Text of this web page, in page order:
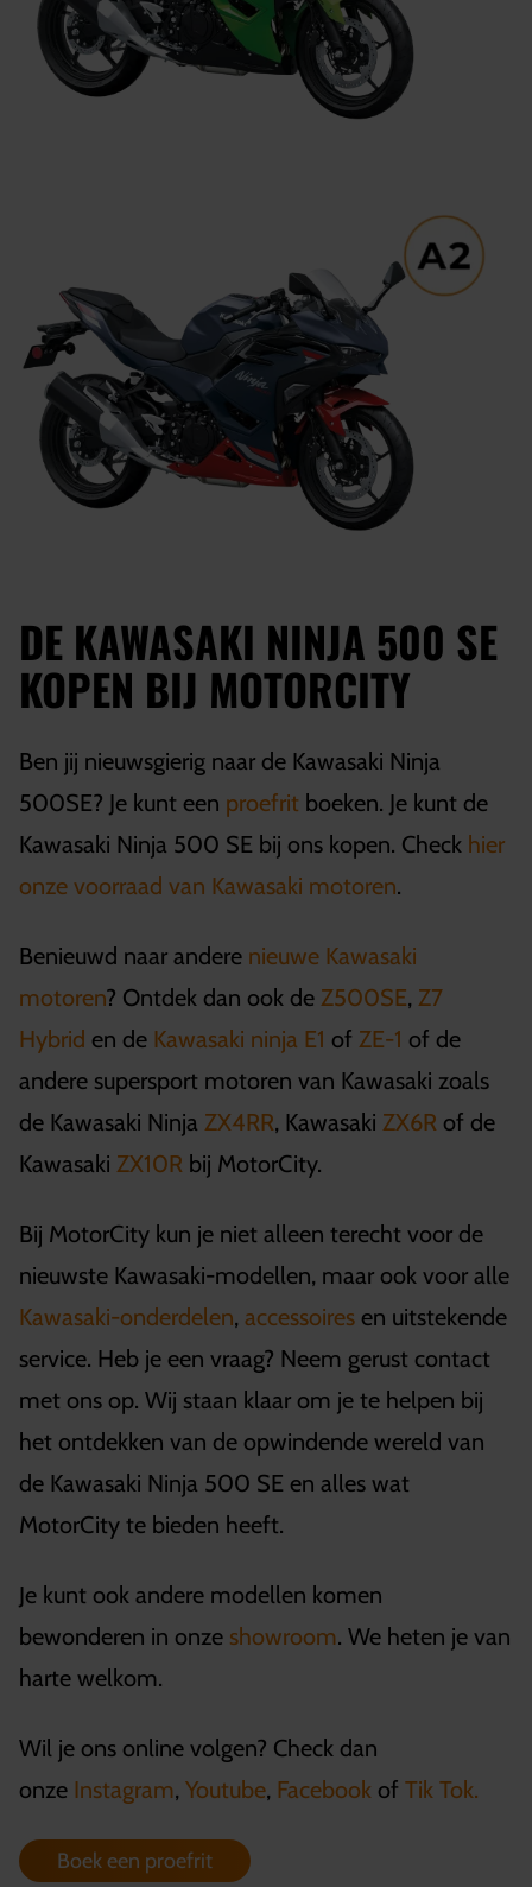
DE KAWASAKI NINJA 500 SE
KOPEN BIJ MOTORCITY
Ben jij nieuwsgierig naar de Kawasaki Ninja
500SE? Je kunt een proefrit boeken. Je kunt de
Kawasaki Ninja 500 SE bij ons kopen. Check hier
onze voorraad van Kawasaki motoren.
Benieuwd naar andere nieuwe Kawasaki
motoren? Ontdek dan ook de Z500SE, Z7
Hybrid en de Kawasaki ninja E1 of ZE-1 of de
andere supersport motoren van Kawasaki zoals
de Kawasaki Ninja ZX4RR, Kawasaki ZX6R of de
Kawasaki ZX10R bij MotorCity.
Bij MotorCity kun je niet alleen terecht voor de
nieuwste Kawasaki-modellen, maar ook voor alle
Kawasaki-onderdelen, accessoires en uitstekende
service. Heb je een vraag? Neem gerust contact
met ons op. Wij staan klaar om je te helpen bij
het ontdekken van de opwindende wereld van
de Kawasaki Ninja 500 SE en alles wat
MotorCity te bieden heeft.
Je kunt ook andere modellen komen
bewonderen in onze showroom. We heten je van
harte welkom.
Wil je ons online volgen? Check dan
onze Instagram, Youtube, Facebook of Tik Tok.
Boek een proefrit